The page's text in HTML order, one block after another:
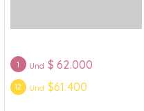
1 Und $ 62.000
12 Und $61.400